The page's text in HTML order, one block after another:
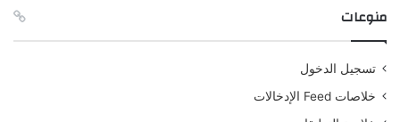
منوعات
تسجيل الدخول
خلاصات Feed الإدخالات